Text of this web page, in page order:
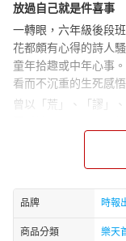
放過自己就是件喜事
一轉眼，六年級後段
花都頗有心得的詩人
童年拾趣或中年心事
看而不沉重的生死感
曾以「荒」、「謬」
荒謬喜感。如作家潘
禍事，轉念可以是喜
版，那麼，散文的敘
輯一「騎龍觀音無限
騷夏的「迷信」其實
品牌 時報
商品分類 樂天